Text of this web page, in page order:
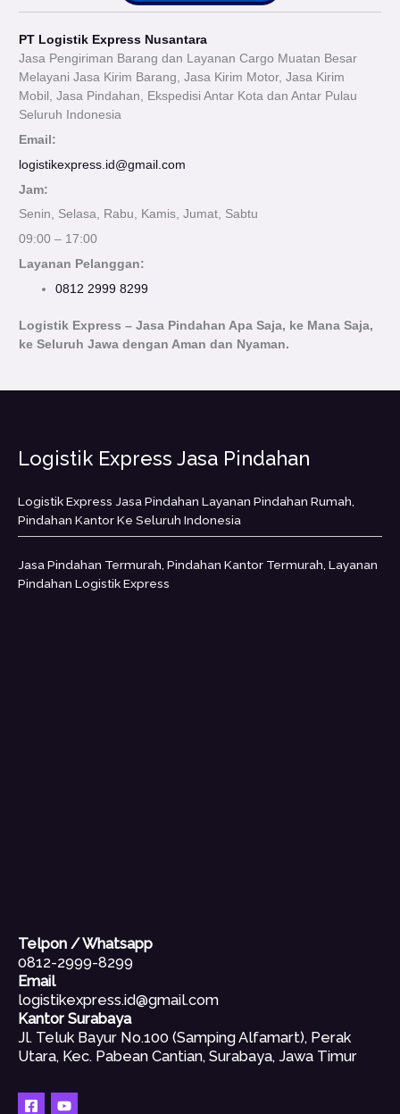
PT Logistik Express Nusantara
Jasa Pengiriman Barang dan Layanan Cargo Muatan Besar
Melayani Jasa Kirim Barang, Jasa Kirim Motor, Jasa Kirim
Mobil, Jasa Pindahan, Ekspedisi Antar Kota dan Antar Pulau
Seluruh Indonesia
Email:
logistikexpress.id@gmail.com
Jam:
Senin, Selasa, Rabu, Kamis, Jumat, Sabtu
09:00 – 17:00
Layanan Pelanggan:
0812 2999 8299
Logistik Express – Jasa Pindahan Apa Saja, ke Mana Saja,
ke Seluruh Jawa dengan Aman dan Nyaman.
Logistik Express Jasa Pindahan
Logistik Express Jasa Pindahan Layanan Pindahan Rumah,
Pindahan Kantor Ke Seluruh Indonesia
Jasa Pindahan Termurah, Pindahan Kantor Termurah, Layanan
Pindahan Logistik Express
Telpon / Whatsapp
0812-2999-8299
Email
logistikexpress.id@gmail.com
Kantor Surabaya
Jl. Teluk Bayur No.100 (Samping Alfamart), Perak
Utara, Kec. Pabean Cantian, Surabaya, Jawa Timur